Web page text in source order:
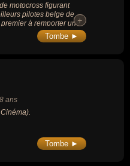
motocross figurant
pilotes belge de
à remporter une
dans chacune des
et 500, et devient «
+
+
Tombe ►
ans
Tombe ►